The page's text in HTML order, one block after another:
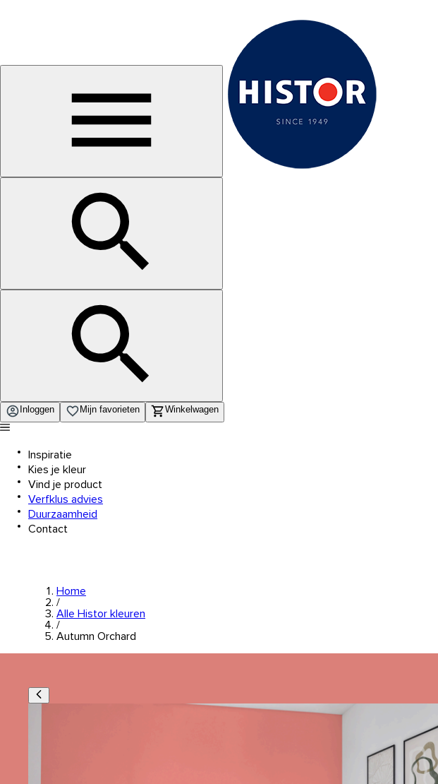
Inloggen Mijn favorieten Winkelwagen
Inspiratie
Kies je kleur
Vind je product
Verfklus advies
Duurzaamheid
Contact
Home
/
Alle Histor kleuren
/
Autumn Orchard